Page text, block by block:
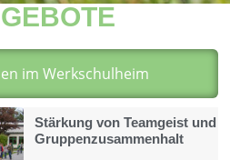
im Werkschulheim
Stärkung von Teamgeist und
Gruppenzusammenhalt